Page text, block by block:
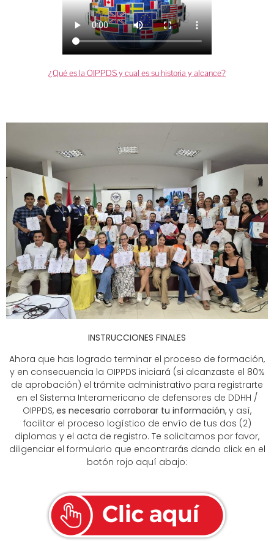
¿Qué es la OIPPDS y cual es su historia y alcance?
INSTRUCCIONES FINALES
Ahora que has logrado terminar el proceso de formación,
y en consecuencia la OIPPDS iniciará (si alcanzaste el 80%
de aprobación) el trámite administrativo para registrarte
en el Sistema Interamericano de defensores de DDHH /
OIPPDS, es necesario corroborar tu información, y así,
facilitar el proceso logístico de envío de tus dos (2)
diplomas y el acta de registro. Te solicitamos por favor,
diligenciar el formulario que encontrarás dando click en el
botón rojo aquí abajo: